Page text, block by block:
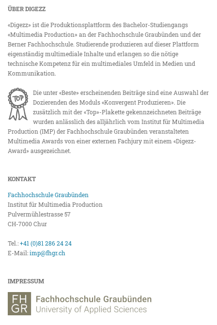
ÜBER DIGEZZ
«Digezz» ist die Produktionsplattform des Bachelor-Studiengangs
«Multimedia Production» an der Fachhochschule Graubünden und der
Berner Fachhochschule. Studierende produzieren auf dieser Plattform
eigenständig multimediale Inhalte und erlangen so die nötige
technische Kompetenz für ein multimediales Umfeld in Medien und
Kommunikation.
Die unter «Beste» erscheinenden Beiträge sind eine Auswahl der
Dozierenden des Moduls «Konvergent Produzieren». Die
zusätzlich mit der «Top»-Plakette gekennzeichneten Beiträge
wurden anlässlich des alljährlich vom Institut für Multimedia
Production (IMP) der Fachhochschule Graubünden veranstalteten
Multimedia Awards von einer externen Fachjury mit einem «Digezz-
Award» ausgezeichnet.
KONTAKT
Fachhochschule Graubünden
Institut für Multimedia Production
Pulvermühlestrasse 57
CH-7000 Chur
Tel.:+41 (0)81 286 24 24
E-Mail:imp@fhgr.ch
IMPRESSUM